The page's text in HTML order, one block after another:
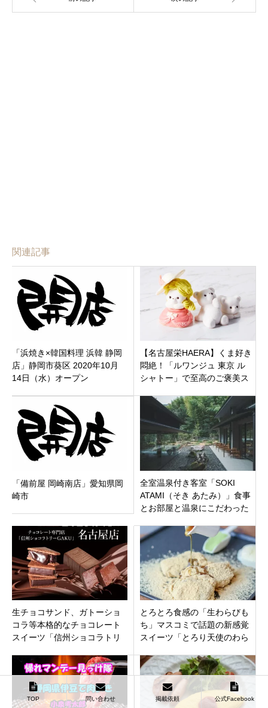
関連記事
「浜焼き×韓国料理 浜韓 静岡
店」静岡市葵区 2020年10月
14日（水）オープン
【名古屋栄HAERA】くま好き
悶絶！「ルワンジュ 東京 ル
シャトー」で至高のご褒美ス
を堪能
「備前屋 岡崎南店」愛知県岡
崎市
全室温泉付き客室「SOKI
ATAMI（そき あたみ）」食事
とお部屋と温泉にこだわった
嵐町
生チョコサンド、ガトーショ
コラ等本格的なチョコレート
スイーツ「信州ショコラトリ
オープン
とろとろ食感の「生わらびも
ち」マスコミで話題の新感覚
スイーツ「とろり天使のわら
店」金沢市香林坊4月9日オー
プン。
TOP 問い合わせ 掲載依頼 公式Facebook